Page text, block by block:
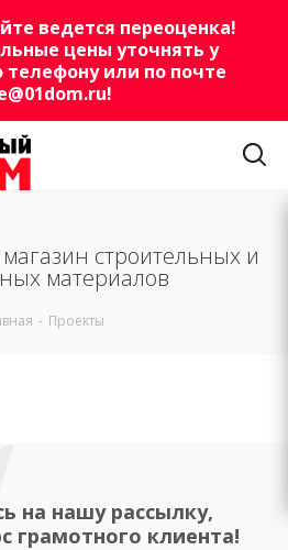
ведется переоценка!
цены уточнять у
или по почте
!
строительных и
материалов
- Проекты
на нашу рассылку,
грамотного клиента!